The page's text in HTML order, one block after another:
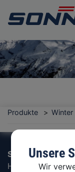
Produkte Winter
SonneckUnsere
Wir